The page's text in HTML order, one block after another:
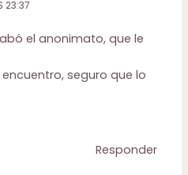
23:37
el anonimato, que le
seguro que lo
Responder